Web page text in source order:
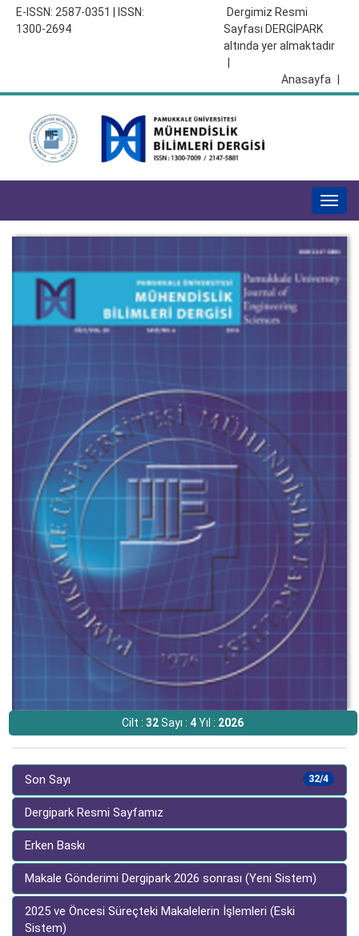
E-ISSN: 2587-0351 | ISSN:
1300-2694
Dergimiz Resmi
Sayfası DERGİPARK
altında yer almaktadır
Anasayfa
Cilt :32Sayı :4Yıl : 2026
32/4
Son Sayı
Dergipark Resmi Sayfamız
Erken Baskı
Makale Gönderimi Dergipark 2026 sonrası (Yeni Sistem)
2025 ve Öncesi Süreçteki Makalelerin İşlemleri (Eski
Sistem)